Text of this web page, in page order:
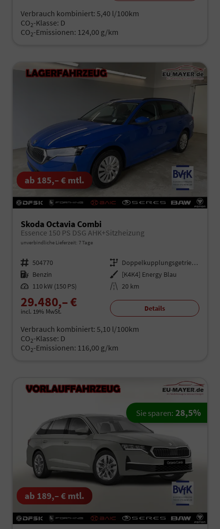
Verbrauch kombiniert: 5,40 l/100km
CO2-Klasse: D
CO2-Emissionen: 124,00 g/km
ab 185,– € mtl.
Skoda Octavia Combi
Essence 150 PS DSG AHK+Sitzheizung
unverbindliche Lieferzeit: 7 Tage
Fahrzeugnr. 504770 Getriebe
Doppelkupplungsgetriebe (DSG)
Kraftstoff Benzin Außenfarbe [K4K4] Energy Blau
Leistung 110 kW (150 PS) Kilometerstand 20 km
29.480,– €
incl. 19% MwSt. Details
Verbrauch kombiniert: 5,10 l/100km
CO2-Klasse: D
CO2-Emissionen: 116,00 g/km
ab 189,– € mtl.
Sie sparen: 28,5%